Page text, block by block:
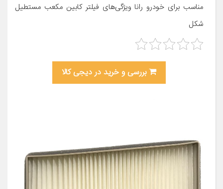
مناسب برای خودرو رانا ویژگی‌های فیلتر کابین مکعب مستطیل
شکل
بررسی و خرید در دیجی کالا